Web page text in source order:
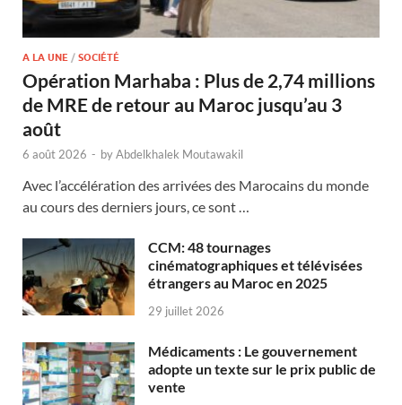
A LA UNE / SOCIÉTÉ
Opération Marhaba : Plus de 2,74 millions
de MRE de retour au Maroc jusqu’au 3
août
6 août 2026 - byAbdelkhalek Moutawakil
Avec l’accélération des arrivées des Marocains du monde
au cours des derniers jours, ce sont …
CCM: 48 tournages
cinématographiques et télévisées
étrangers au Maroc en 2025
29 juillet 2026
Médicaments : Le gouvernement
adopte un texte sur le prix public de
vente